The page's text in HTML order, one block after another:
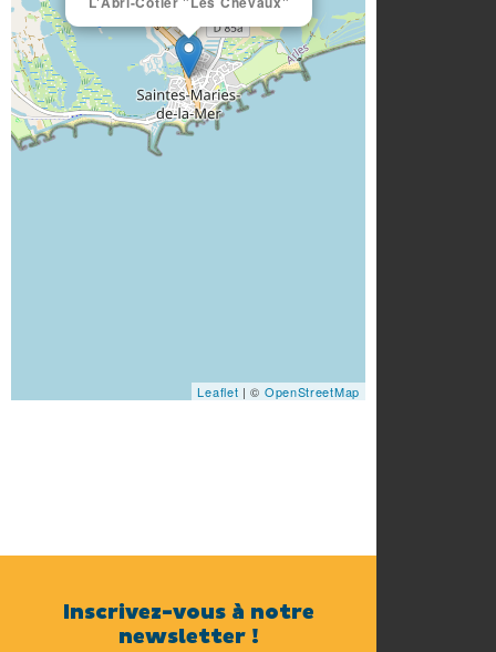
Leaflet | © OpenStreetMap
Inscrivez-vous à notre
newsletter !